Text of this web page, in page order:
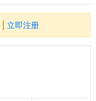
立即注册